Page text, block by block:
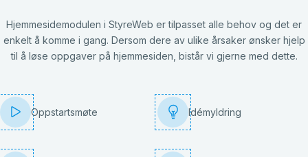
Hjemmesidemodulen i StyreWeb er tilpasset alle behov og det er
enkelt å komme i gang. Dersom dere av ulike årsaker ønsker hjelp
til å løse oppgaver på hjemmesiden, bistår vi gjerne med dette.
Oppstartsmøte Idémyldring